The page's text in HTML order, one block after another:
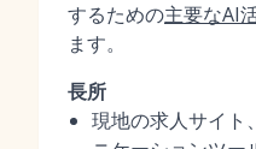
するための主要なAI
ます。
長所
現地の求人サイト